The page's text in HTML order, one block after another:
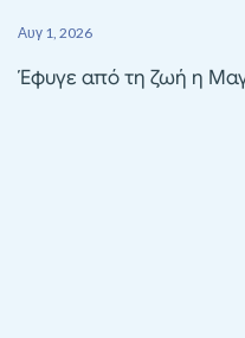
Αυγ 1, 2026
Έφυγε από τη ζωή η